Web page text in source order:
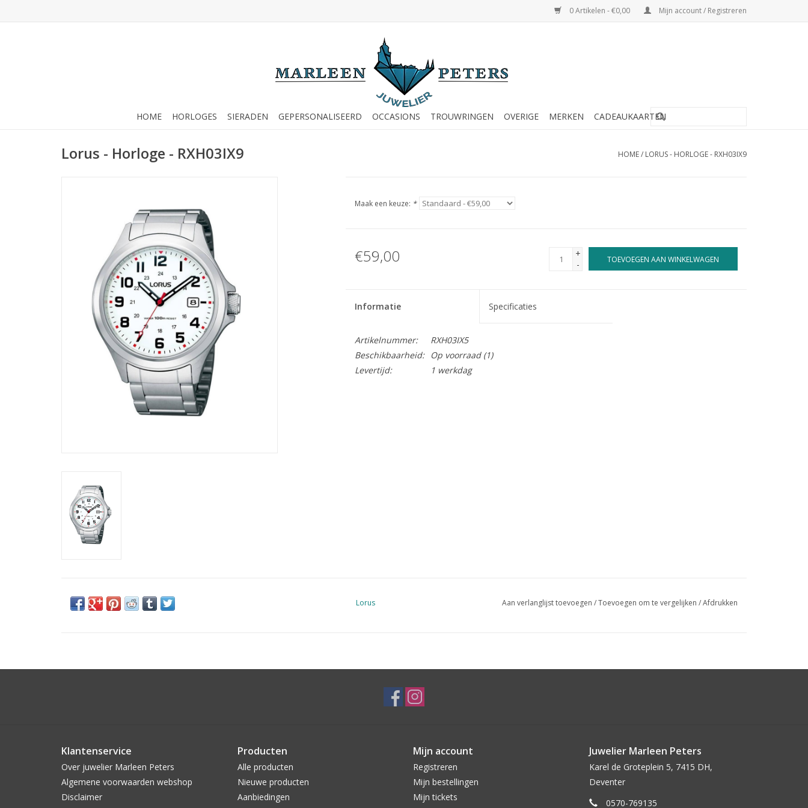
0 Artikelen - €0,00 Mijn account / Registreren
HOME HORLOGES SIERADEN GEPERSONALISEERD OCCASIONS TROUWRINGEN OVERIGE MERKEN CADEAUKAARTEN
Lorus - Horloge - RXH03IX9 HOME/ LORUS - HORLOGE - RXH03IX9
Maak een keuze: *
€59,00
+
-
TOEVOEGEN AAN WINKELWAGEN
Informatie Specificaties
Artikelnummer:
RXH03IX5
Beschikbaarheid:
Op voorraad(1)
Levertijd:
1 werkdag
Lorus Aan verlanglijst toevoegen /Toevoegen om te vergelijken /Afdrukken
Klantenservice
Over juwelier Marleen Peters
Algemene voorwaarden webshop
Disclaimer
Producten
Alle producten
Nieuwe producten
Aanbiedingen
Mijn account
Registreren
Mijn bestellingen
Mijn tickets
Juwelier Marleen Peters
Karel de Groteplein 5, 7415 DH,
Deventer
0570-769135